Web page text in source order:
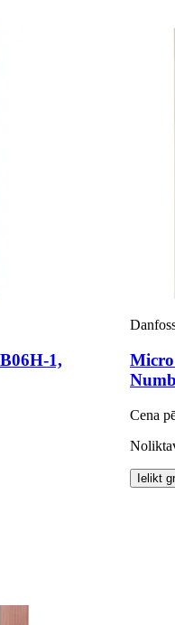
1,
Micro
Cena
Ielikt